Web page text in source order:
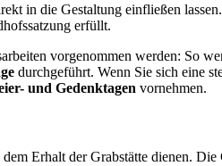
in die Gestaltung einfließen
erfüllt.
vorgenommen werden: So
durchgeführt. Wenn Sie sich eine
und Gedenktagen vornehmen.
Erhalt der Grabstätte dienen.